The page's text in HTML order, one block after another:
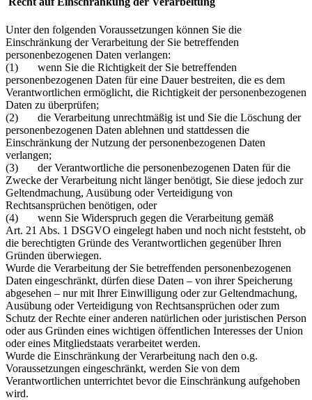
Unter den folgenden Voraussetzungen können Sie die
Einschränkung der Verarbeitung der Sie betreffenden
personenbezogenen Daten verlangen:
(1) wenn Sie die Richtigkeit der Sie betreffenden
personenbezogenen Daten für eine Dauer bestreiten, die es dem
Verantwortlichen ermöglicht, die Richtigkeit der personenbezogenen
Daten zu überprüfen;
(2) die Verarbeitung unrechtmäßig ist und Sie die Löschung der
personenbezogenen Daten ablehnen und stattdessen die
Einschränkung der Nutzung der personenbezogenen Daten
verlangen;
(3) der Verantwortliche die personenbezogenen Daten für die
Zwecke der Verarbeitung nicht länger benötigt, Sie diese jedoch zur
Geltendmachung, Ausübung oder Verteidigung von
Rechtsansprüchen benötigen, oder
(4) wenn Sie Widerspruch gegen die Verarbeitung gemäß
Art. 21 Abs. 1 DSGVO eingelegt haben und noch nicht feststeht, ob
die berechtigten Gründe des Verantwortlichen gegenüber Ihren
Gründen überwiegen.
Wurde die Verarbeitung der Sie betreffenden personenbezogenen
Daten eingeschränkt, dürfen diese Daten – von ihrer Speicherung
abgesehen – nur mit Ihrer Einwilligung oder zur Geltendmachung,
Ausübung oder Verteidigung von Rechtsansprüchen oder zum
Schutz der Rechte einer anderen natürlichen oder juristischen Person
oder aus Gründen eines wichtigen öffentlichen Interesses der Union
oder eines Mitgliedstaats verarbeitet werden.
Wurde die Einschränkung der Verarbeitung nach den o.g.
Voraussetzungen eingeschränkt, werden Sie von dem
Verantwortlichen unterrichtet bevor die Einschränkung aufgehoben
wird.